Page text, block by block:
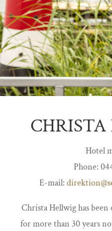
Hotel
Phone:
E-mail:
Christa Hellwig has been
for more than 30 years